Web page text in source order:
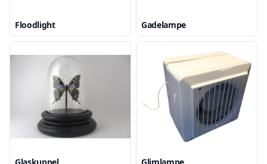
Floodlight Gadelampe